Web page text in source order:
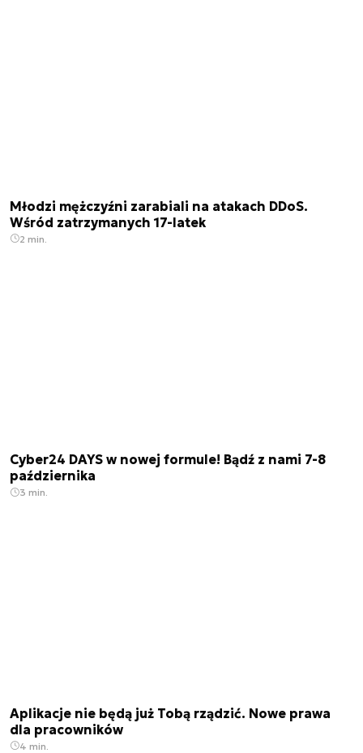
Młodzi mężczyźni zarabiali na atakach DDoS.
Wśród zatrzymanych 17-latek
2 min.
Cyber24 DAYS w nowej formule! Bądź z nami 7-8
października
3 min.
Aplikacje nie będą już Tobą rządzić. Nowe prawa
dla pracowników
4 min.